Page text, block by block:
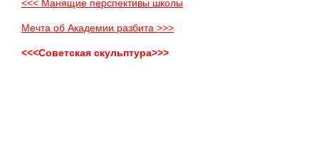
<<< Манящие перспективы школы
Мечта об Академии разбита >>>
<<<Советская скульптура>>>